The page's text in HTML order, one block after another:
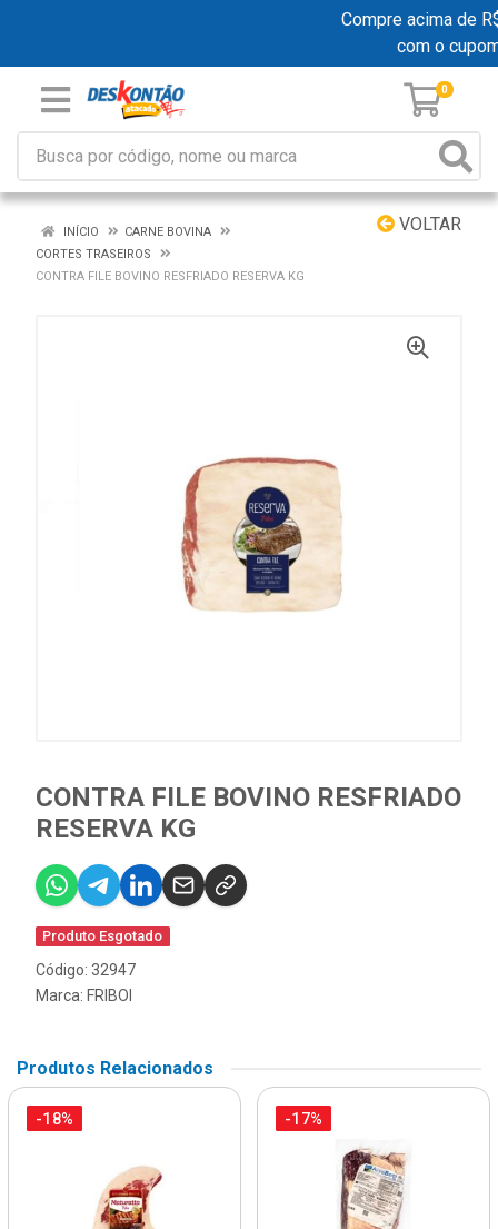
Compre acima de
com o
0
VOLTAR
INÍCIO
CARNE BOVINA
CORTES TRASEIROS
CONTRA FILE BOVINO RESFRIADO RESERVA KG
CONTRA FILE BOVINO RESFRIADO
RESERVA KG
Produto Esgotado
Código: 32947
Marca: FRIBOI
Produtos Relacionados
-18% -17%